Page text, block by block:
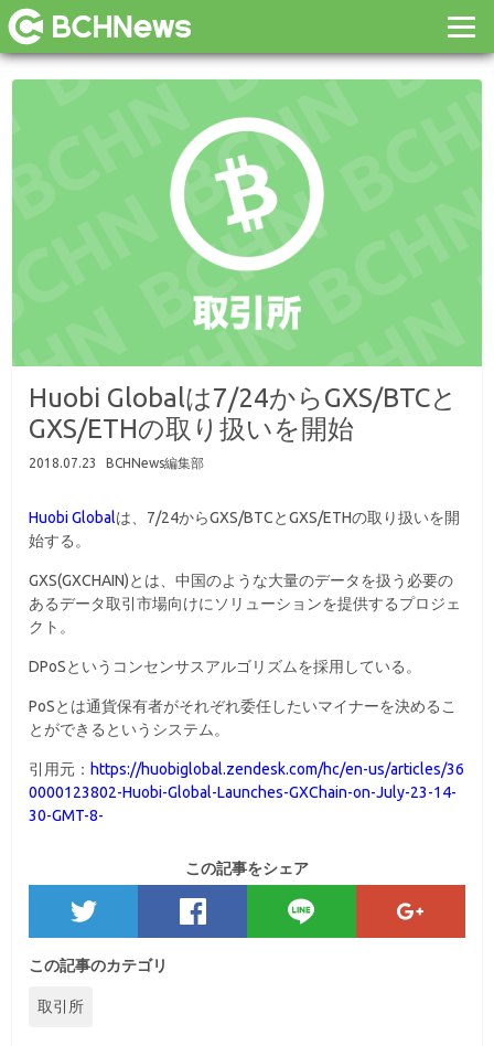
Huobi Globalは7/24からGXS/BTCと
GXS/ETHの取り扱いを開始
2018.07.23 BCHNews編集部
Huobi Globalは、7/24からGXS/BTCとGXS/ETHの取り扱いを開
始する。
GXS(GXCHAIN)とは、中国のような大量のデータを扱う必要の
あるデータ取引市場向けにソリューションを提供するプロジェ
クト。
DPoSというコンセンサスアルゴリズムを採用している。
PoSとは通貨保有者がそれぞれ委任したいマイナーを決めるこ
とができるというシステム。
引用元： https://huobiglobal.zendesk.com/hc/en-us/articles/36
0000123802-Huobi-Global-Launches-GXChain-on-July-23-14-
30-GMT-8-
この記事をシェア
この記事のカテゴリ
取引所